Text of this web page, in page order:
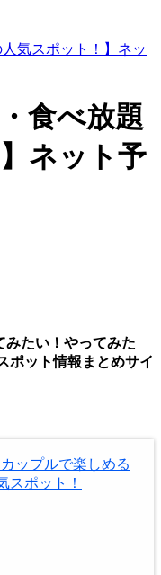
気スポット！】ネッ
食べ放題
ネット予
みたい！やってみた
ポット情報まとめサイ
ップルで楽しめる
スポット！